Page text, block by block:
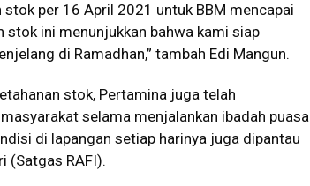
per 16 April 2021 untuk BBM mencapai
stok ini menunjukkan bahwa kami siap
di Ramadhan,” tambah Edi Mangun.
stok, Pertamina juga telah
selama menjalankan ibadah puasa
di lapangan setiap harinya juga dipantau
(Satgas RAFI).